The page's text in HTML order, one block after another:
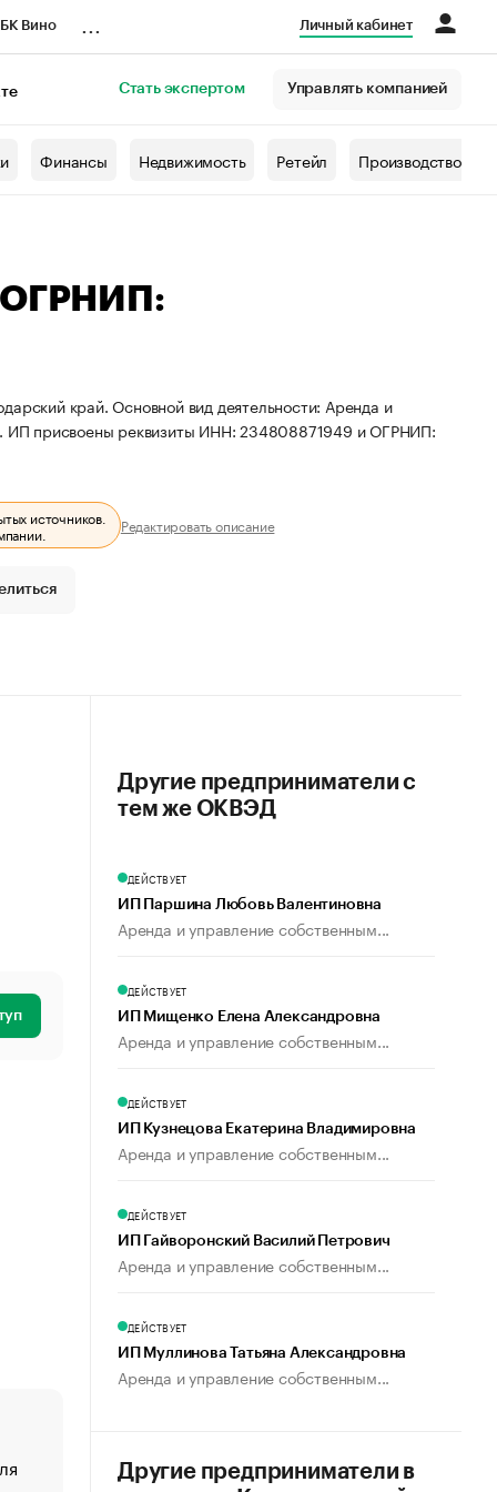
Вино Личный кабинет
Стать экспертом Управлять компанией
Финансы Недвижимость Ретейл Производство
ОГРНИП:
край. Основной вид деятельности: Аренда и
ИП присвоены реквизиты ИНН: 234808871949 и ОГРНИП:
источников.
Редактировать описание
«От спорта тело стареет иначе». Как живет глава
Другие предприниматели с
тем же ОКВЭД
ДЕЙСТВУЕТ
ИП Паршина Любовь Валентиновна
Аренда и управление собственным...
ДЕЙСТВУЕТ
ИП Мищенко Елена Александровна
Аренда и управление собственным...
ДЕЙСТВУЕТ
ИП Кузнецова Екатерина Владимировна
Аренда и управление собственным...
ДЕЙСТВУЕТ
ИП Гайворонский Василий Петрович
Аренда и управление собственным...
ДЕЙСТВУЕТ
ИП Муллинова Татьяна Александровна
Аренда и управление собственным...
Другие предприниматели в